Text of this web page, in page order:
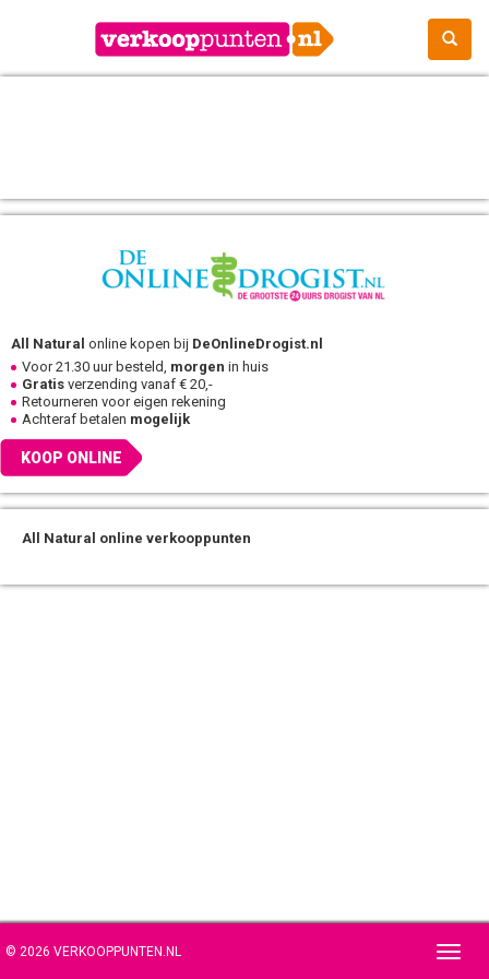
All Natural online kopen bij DeOnlineDrogist.nl
Voor 21.30 uur besteld, morgen in huis
Gratis verzending vanaf € 20,-
Retourneren voor eigen rekening
Achteraf betalen mogelijk
KOOP ONLINE
All Natural online verkooppunten
© 2026 VERKOOPPUNTEN.NL